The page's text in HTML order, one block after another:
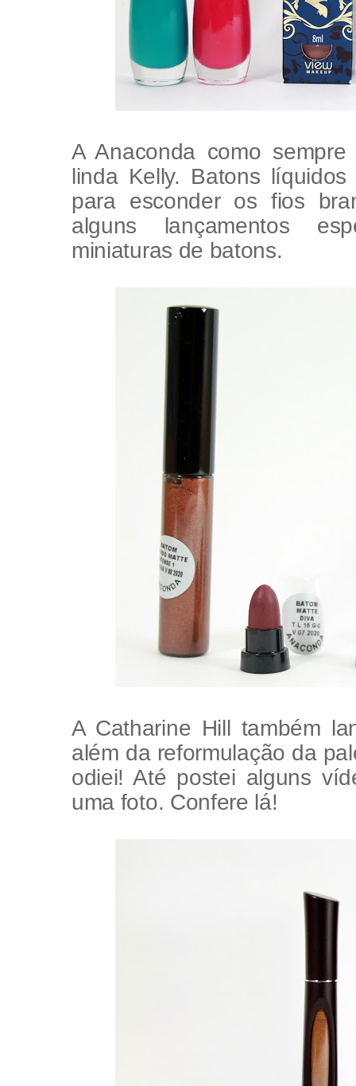
A Anaconda como
linda Kelly. Batons
para esconder os fios
alguns lançamentos
miniaturas de batons.
A Catharine Hill também
além da reformulação da
odiei! Até postei alguns
uma foto. Confere lá!